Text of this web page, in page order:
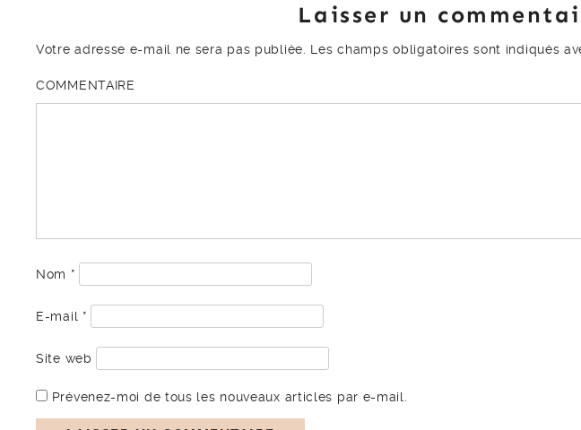
Laisser un
Votre adresse e-mail ne sera pas publiée. Les champs obligatoires sont indiqués
COMMENTAIRE
Nom *
E-mail *
Site web
Prévenez-moi de tous les nouveaux articles par e-mail.